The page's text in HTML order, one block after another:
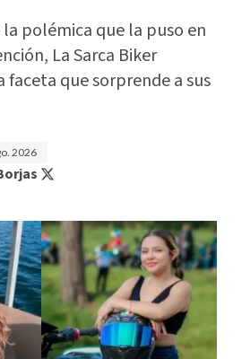
la polémica que la puso en
La Sarca Biker
faceta que sorprende a sus
2026